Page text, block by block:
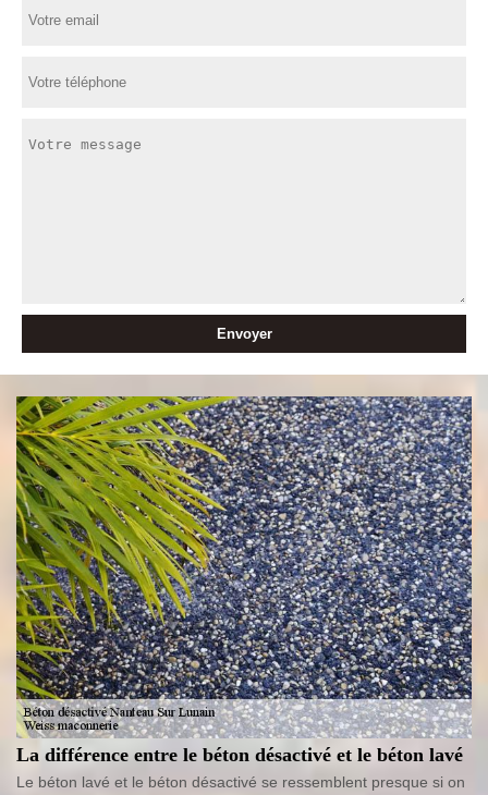
La différence entre le béton désactivé et le béton lavé
Le béton lavé et le béton désactivé se ressemblent presque si on